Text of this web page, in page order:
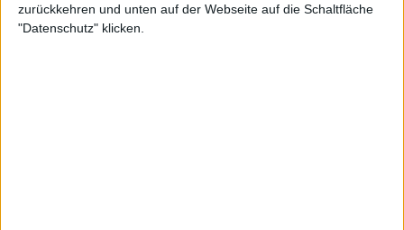
zurückkehren und unten auf der Webseite auf die Schaltfläche
"Datenschutz" klicken.